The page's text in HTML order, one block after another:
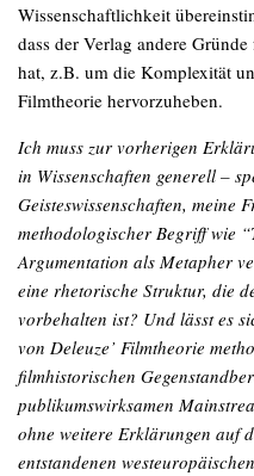
Wissenschaftlichkeit
dass der Verlag andere
hat, z.B. um die Komplexität
Filmtheorie hervorzuheben.
Ich muss zur vorherigen
in Wissenschaften generell –
Geisteswissenschaften, meine
methodologischer Begriff wie
Argumentation als Metapher
eine rhetorische Struktur, die
vorbehalten ist? Und lässt es
von Deleuze’ Filmtheorie
filmhistorischen
publikumswirksamen
ohne weitere Erklärungen auf
entstandenen